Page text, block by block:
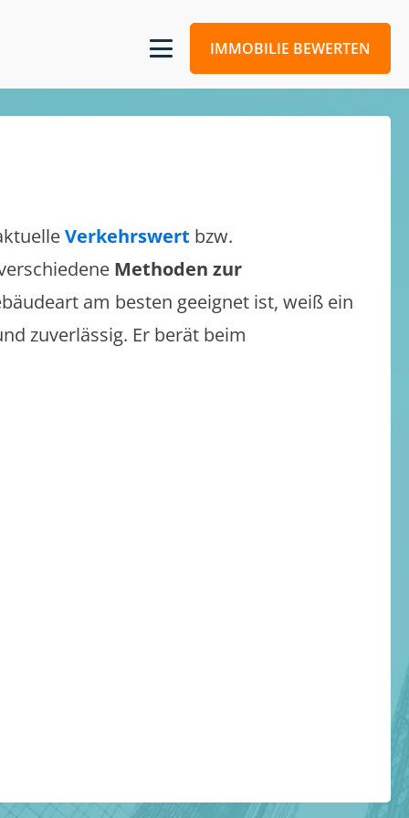
IMMOBILIE BEWERTEN
Verkehrswert bzw.
Methoden zur
am besten geeignet ist, weiß ein
zuverlässig. Er berät beim